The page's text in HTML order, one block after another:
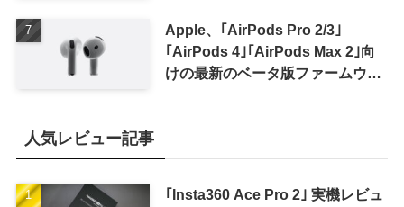
Apple、｢AirPods Pro 2/3｣
｢AirPods 4｣｢AirPods Max 2｣向
けの最新のベータ版ファームウェ
人気レビュー記事
｢Insta360 Ace Pro 2｣ 実機レビュ